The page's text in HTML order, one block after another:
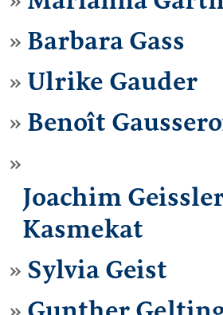
Barbara Gass
Ulrike Gauder
Benoît
Joachim
Kasmekat
Sylvia Geist